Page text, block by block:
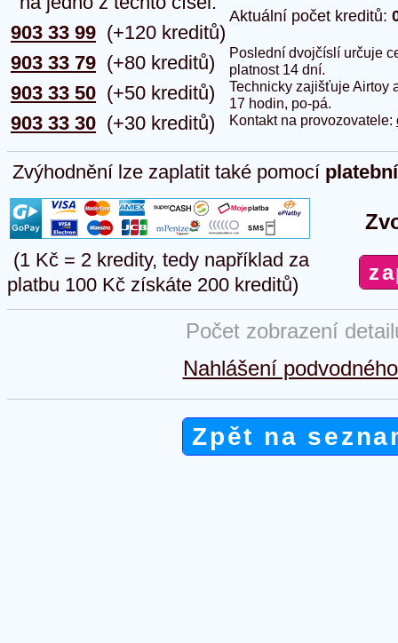
903 33 99
903 33 79
903 33 50
903 33 30
(+120 kreditů)
(+80 kreditů)
(+50 kreditů)
(+30 kreditů)
Aktuální počet kreditů:
Poslední dvojčíslí určuje
platnost 14 dní.
Technicky zajišťuje Airtoy
17 hodin, po-pá.
Kontakt na provozovatele:
Zvýhodnění lze zaplatit také pomocí
(1 Kč = 2 kredity, tedy například za
platbu 100 Kč získáte 200 kreditů)
Počet zobrazení
Nahlášení
Zpět na